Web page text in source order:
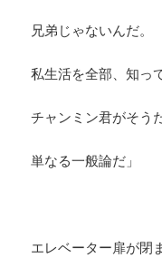
兄弟じゃないんだ。
私生活を全部、知っ
チャンミン君がそう
単なる一般論だ」
エレベーター扉が閉